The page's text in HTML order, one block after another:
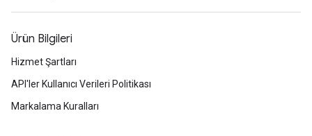
Ürün Bilgileri
Hizmet Şartları
API'ler Kullanıcı Verileri Politikası
Markalama Kuralları